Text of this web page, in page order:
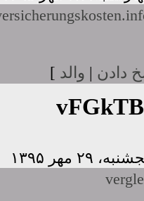
دادن | والد ]